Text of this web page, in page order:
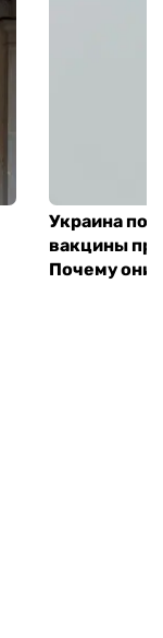
Украина
вакцины
Почему они